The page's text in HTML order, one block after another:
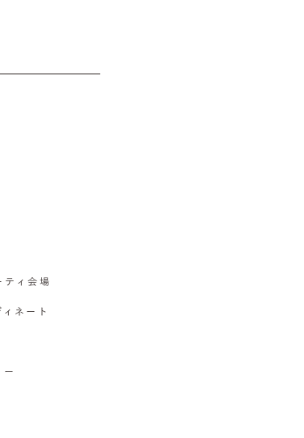
ティ会場
ネート